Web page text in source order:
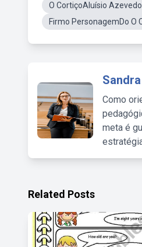
O CortiçoAluísio
Firmo PersonagemDo O
Sandra
Como
meta é
Related Posts